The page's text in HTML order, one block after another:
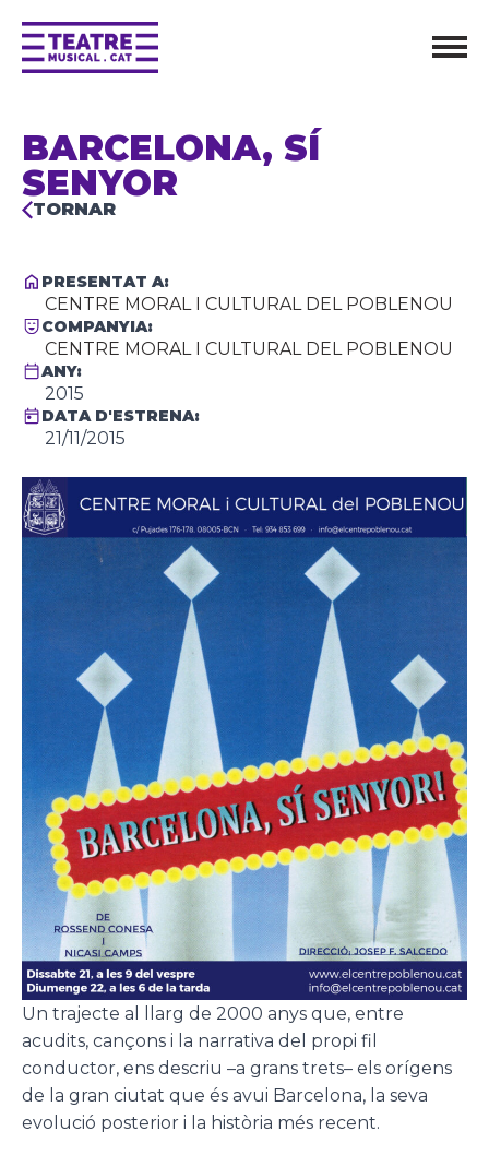
BARCELONA, SÍ
SENYOR
TORNAR
PRESENTAT A:
CENTRE MORAL I CULTURAL DEL POBLENOU
COMPANYIA:
CENTRE MORAL I CULTURAL DEL POBLENOU
ANY:
2015
DATA D'ESTRENA:
21/11/2015
Un trajecte al llarg de 2000 anys que, entre
acudits, cançons i la narrativa del propi fil
conductor, ens descriu –a grans trets– els orígens
de la gran ciutat que és avui Barcelona, la seva
evolució posterior i la història més recent.